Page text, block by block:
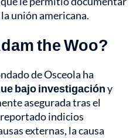
unión americana.
the Woo?
de Osceola ha
bajo investigacióny
asegurada tras el
reportado indicios
externas, la causa